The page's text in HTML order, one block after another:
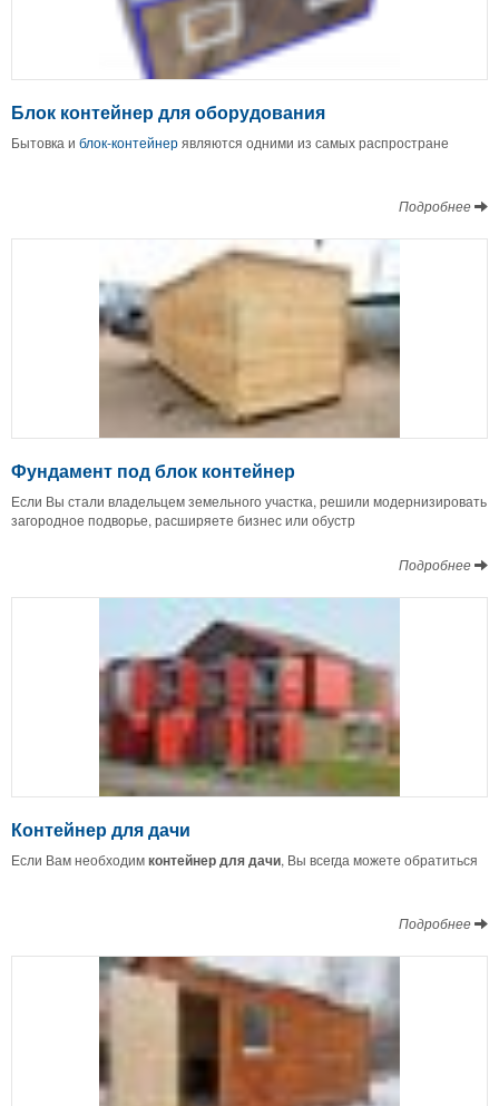
Блок контейнер для оборудования
Бытовка и блок-контейнерявляются одними из самых распростране
Подробнее
Фундамент под блок контейнер
Если Вы стали владельцем земельного участка, решили модернизировать
загородное подворье, расширяете бизнес или обустр
Подробнее
Контейнер для дачи
Если Вам необходимконтейнердлядачи, Вы всегда можете обратиться
Подробнее